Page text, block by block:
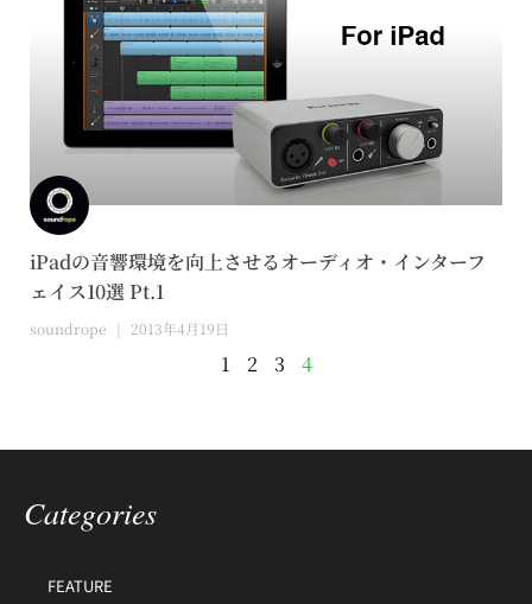
iPadの音響環境を向上させるオーディオ・インターフ
ェイス10選 Pt.1
soundrope 2013年4月19日
1 2 3 4
Categories
FEATURE